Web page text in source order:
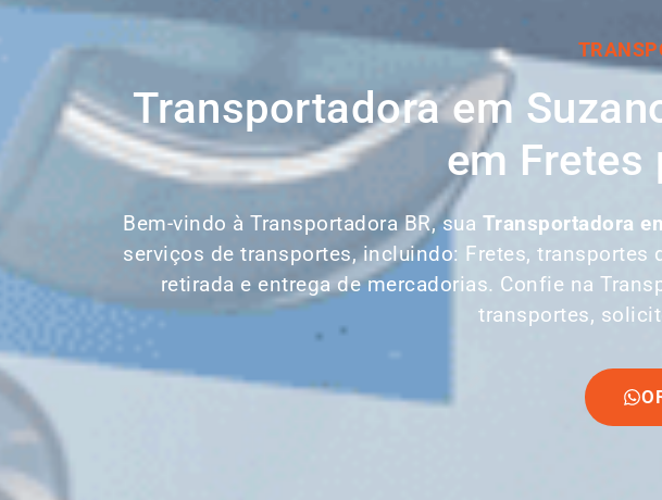
Transportadora em
em Fretes
Bem-vindo à Transportadora BR, sua Transportadora
serviços de transportes, incluindo: Fretes, transportes
retirada e entrega de mercadorias. Confie na
transportes,